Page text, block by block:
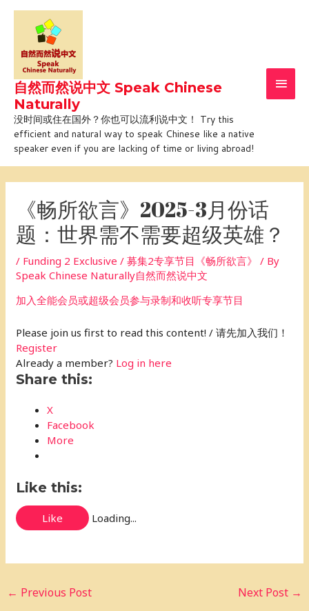
Skip
content
自然而然说中文 Speak Chinese
Naturally
没时间或住在国外？你也可以流利说中文！ Try this
efficient and natural way to speak Chinese like a native
speaker even if you are lacking of time or living abroad!
《畅所欲言》2025-3月份话
题：世界需不需要超级英雄？
/ Funding 2 Exclusive / 募集2专享节目《畅所欲言》 / By
Speak Chinese Naturally自然而然说中文
加入全能会员或超级会员参与录制和收听专享节目
Please join us first to read this content! / 请先加入我们！
Register
Already a member? Log in here
Share this:
X
Facebook
More
Like this:
Like Loading...
← Previous Post Next Post →